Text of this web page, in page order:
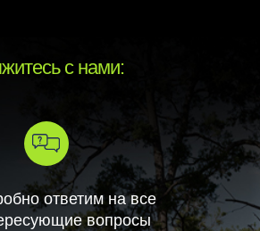
с нами:
ответим на все
вопросы